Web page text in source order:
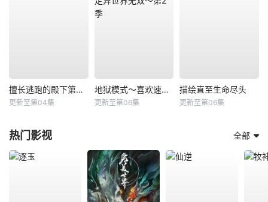
擅长逃跑的殿下第二季
更新至第04集
地狱模式～喜欢速通游戏的玩家在废设定异世界无双～第2季
更新至第06集
描绘直至生命尽头
更新至第06集
热门影视 全部